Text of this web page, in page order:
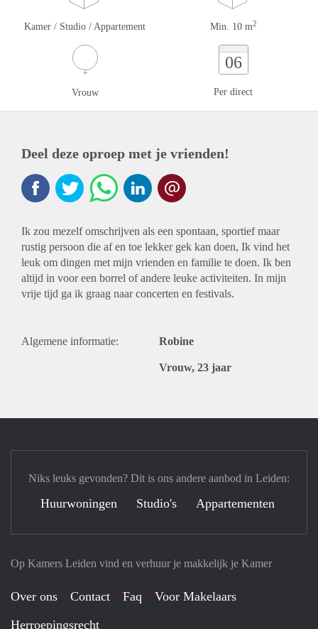
Kamer / Studio / Appartement Min. 10 m2
Vrouw
06
Per direct
Deel deze oproep met je vrienden!
Ik zou mezelf omschrijven als een spontaan, sportief maar
rustig persoon die af en toe lekker gek kan doen, Ik vind het
leuk om dingen met mijn vrienden en familie te doen. Ik ben
altijd in voor een borrel of andere leuke activiteiten. In mijn
vrije tijd ga ik graag naar concerten en festivals.
Algemene informatie: Robine
Vrouw, 23 jaar
Op Kamers Leiden vind en verhuur je makkelijk je Kamer
Over ons Contact Faq
Voor Makelaars
Herroepingsrecht
Niks leuks gevonden? Dit is ons andere aanbod in Leiden:
Huurwoningen Studio's Appartementen